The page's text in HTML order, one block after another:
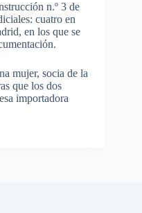
n.º 3 de
cuatro en
en los que se
mujer, socia de la
que los dos
importadora